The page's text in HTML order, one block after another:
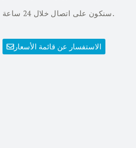
سنكون على اتصال خلال 24 ساعة.
الاستفسار عن قائمة الأسعار